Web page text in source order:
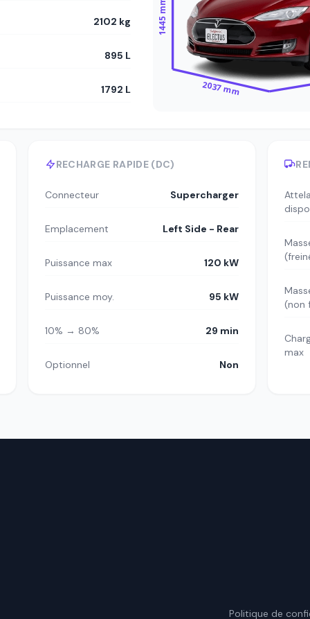
2102 kg
895 L
1792 L
1445 mm
2037 mm
RECHARGE RAPIDE (DC)
Connecteur Supercharger
Emplacement Left Side - Rear
Puissance max 120 kW
Puissance moy. 95 kW
10% → 80% 29 min
Optionnel Non
(non
max
Politique de